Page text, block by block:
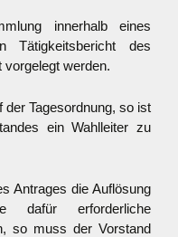
innerhalb eines
Tätigkeitsbericht des
werden.
der Tagesordnung, so ist
ein Wahlleiter zu
Antrages die Auflösung
erforderliche
so muss der Vorstand